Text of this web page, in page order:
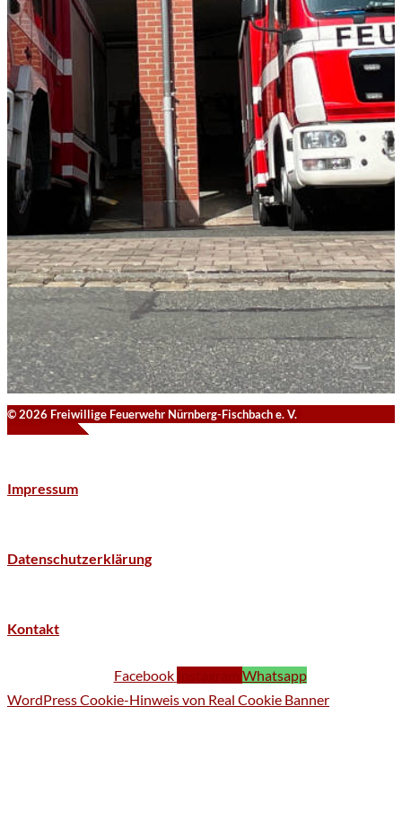
© 2026 Freiwillige Feuerwehr Nürnberg-Fischbach e. V.
Impressum
Datenschutzerklärung
Kontakt
Facebook
Whatsapp
WordPress Cookie-Hinweis von Real Cookie Banner